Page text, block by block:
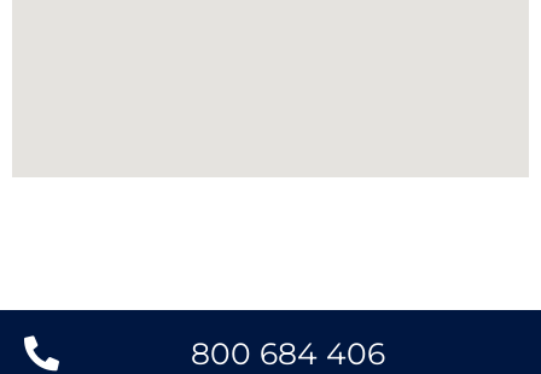
800 684 406